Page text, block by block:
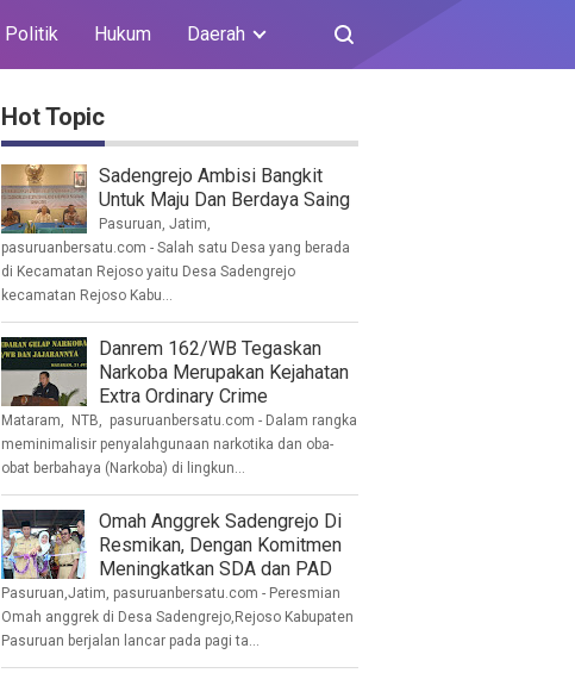
Politik Hukum Daerah
Hot Topic
Sadengrejo Ambisi Bangkit
Untuk Maju Dan Berdaya Saing
Pasuruan, Jatim,
pasuruanbersatu.com - Salah satu Desa yang berada
di Kecamatan Rejoso yaitu Desa Sadengrejo
kecamatan Rejoso Kabu...
Danrem 162/WB Tegaskan
Narkoba Merupakan Kejahatan
Extra Ordinary Crime
Mataram, NTB, pasuruanbersatu.com - Dalam rangka
meminimalisir penyalahgunaan narkotika dan oba-
obat berbahaya (Narkoba) di lingkun...
Omah Anggrek Sadengrejo Di
Resmikan, Dengan Komitmen
Meningkatkan SDA dan PAD
Pasuruan,Jatim, pasuruanbersatu.com - Peresmian
Omah anggrek di Desa Sadengrejo,Rejoso Kabupaten
Pasuruan berjalan lancar pada pagi ta...